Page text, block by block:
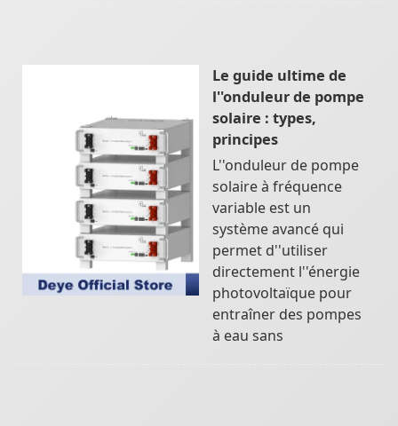
Le guide ultime de
l''onduleur de pompe
solaire : types,
principes
L''onduleur de pompe
solaire à fréquence
variable est un
système avancé qui
permet d''utiliser
directement l''énergie
photovoltaïque pour
entraîner des pompes
à eau sans